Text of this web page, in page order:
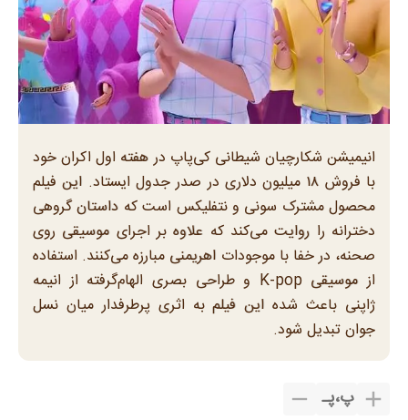
انیمیشن شکارچیان شیطانی کی‌پاپ در هفته اول اکران خود
با فروش ۱۸ میلیون دلاری در صدر جدول ایستاد. این فیلم
محصول مشترک سونی و نتفلیکس است که داستان گروهی
دخترانه را روایت می‌کند که علاوه بر اجرای موسیقی روی
صحنه، در خفا با موجودات اهریمنی مبارزه می‌کنند. استفاده
از موسیقی K-pop و طراحی بصری الهام‌گرفته از انیمه
ژاپنی باعث شده این فیلم به اثری پرطرفدار میان نسل
جوان تبدیل شود.
پ،پـ